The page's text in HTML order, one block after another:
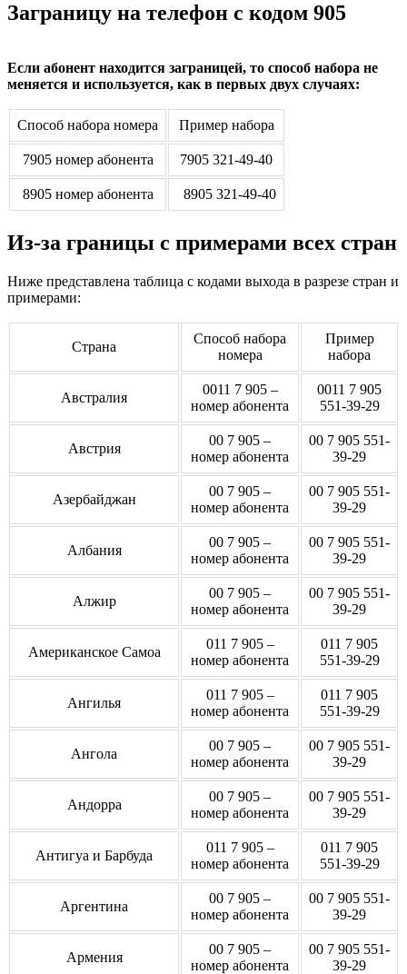
Заграницу на телефон c кодом 905
Если абонент находится заграницей, то способ набора не
меняется и используется, как в первых двух случаях:
Способ набора номера Пример набора
7905 номер абонента 7905 321-49-40
8905 номер абонента 8905 321-49-40
Из-за границы с примерами всех стран
Ниже представлена таблица с кодами выхода в разрезе стран и
примерами:
Страна
Способ набора
номера
Пример
набора
Австралия
0011 7 905 –
номер абонента
0011 7 905
551-39-29
Австрия
00 7 905 –
номер абонента
00 7 905 551-
39-29
Азербайджан
00 7 905 –
номер абонента
00 7 905 551-
39-29
Албания
00 7 905 –
номер абонента
00 7 905 551-
39-29
Алжир
00 7 905 –
номер абонента
00 7 905 551-
39-29
Американское Самоа
011 7 905 –
номер абонента
011 7 905
551-39-29
Ангилья
011 7 905 –
номер абонента
011 7 905
551-39-29
Ангола
00 7 905 –
номер абонента
00 7 905 551-
39-29
Андорра
00 7 905 –
номер абонента
00 7 905 551-
39-29
Антигуа и Барбуда
011 7 905 –
номер абонента
011 7 905
551-39-29
Аргентина
00 7 905 –
номер абонента
00 7 905 551-
39-29
Армения
00 7 905 –
номер абонента
00 7 905 551-
39-29